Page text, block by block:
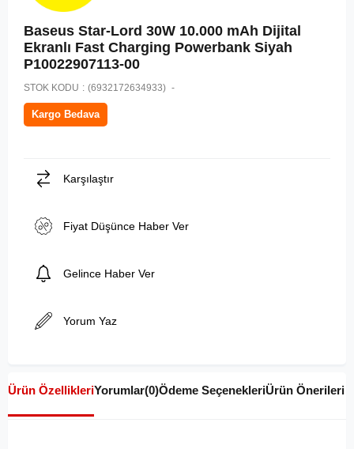
Baseus Star-Lord 30W 10.000 mAh Dijital
Ekranlı Fast Charging Powerbank Siyah
P10022907113-00
STOK KODU (6932172634933)
Kargo Bedava
Karşılaştır
Fiyat Düşünce Haber Ver
Gelince Haber Ver
Yorum Yaz
Ürün ÖzellikleriYorumlar(0)Ödeme SeçenekleriÜrün Önerileri